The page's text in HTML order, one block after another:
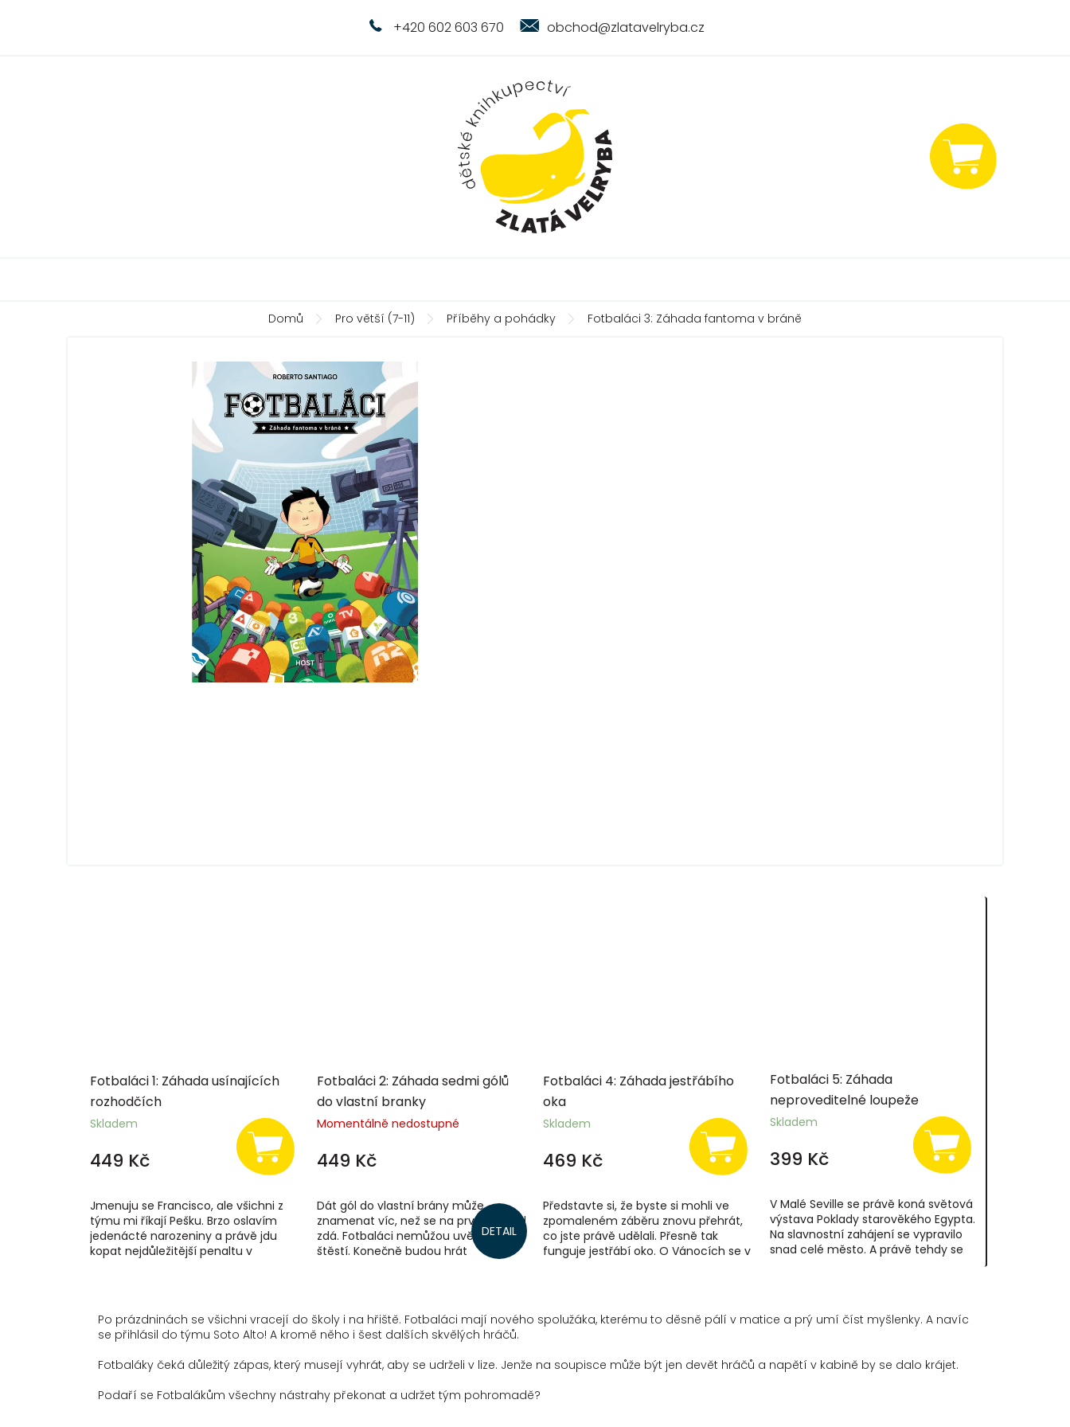
+420 602 603 670 obchod@zlatavelryba.cz
Domů Pro větší (7-11) Příběhy a pohádky Fotbaláci 3: Záhada fantoma v bráně
Fotbaláci 1: Záhada usínajících
rozhodčích
Skladem
449 Kč
Jmenuju se Francisco, ale všichni z
týmu mi říkají Pešku. Brzo oslavím
jedenácté narozeniny a právě jdu
kopat nejdůležitější penaltu v
Fotbaláci 2: Záhada sedmi gólů
do vlastní branky
Momentálně nedostupné
449 Kč
DETAIL
Dát gól do vlastní brány může
znamenat víc, než se na první pohled
zdá. Fotbaláci nemůžou uvěřit svému
štěstí. Konečně budou hrát
Fotbaláci 4: Záhada jestřábího
oka
Skladem
469 Kč
Představte si, že byste si mohli ve
zpomaleném záběru znovu přehrát,
co jste právě udělali. Přesně tak
funguje jestřábí oko. O Vánocích se v
Fotbaláci 5: Záhada
neproveditelné loupeže
Skladem
399 Kč
V Malé Seville se právě koná světová
výstava Poklady starověkého Egypta.
Na slavnostní zahájení se vypravilo
snad celé město. A právě tehdy se
Po prázdninách se všichni vracejí do školy i na hřiště. Fotbaláci mají nového spolužáka, kterému to děsně pálí v matice a prý umí číst myšlenky. A navíc
se přihlásil do týmu Soto Alto! A kromě něho i šest dalších skvělých hráčů.
Fotbaláky čeká důležitý zápas, který musejí vyhrát, aby se udrželi v lize. Jenže na soupisce může být jen devět hráčů a napětí v kabině by se dalo krájet.
Podaří se Fotbalákům všechny nástrahy překonat a udržet tým pohromadě?